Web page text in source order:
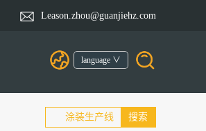
Leason.zhou@guanjiehz.com
language ∨